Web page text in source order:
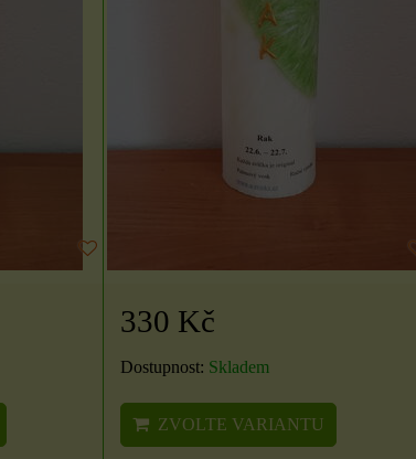
330 Kč
Dostupnost: Skladem
ZVOLTE VARIANTU
180 Kč
VARIANTU
oboustranné lepicí kolečka,
pro upevnění knotu...
23 Kč